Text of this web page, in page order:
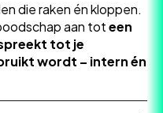
die raken én kloppen.
aan toteen
tot je
wordt – intern én